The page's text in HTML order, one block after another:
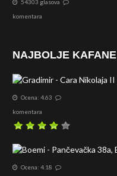
54303 glasova
komentara
NAJBOLJE KAFANE
Ocena: 4.63
komentara
Ocena: 4.18